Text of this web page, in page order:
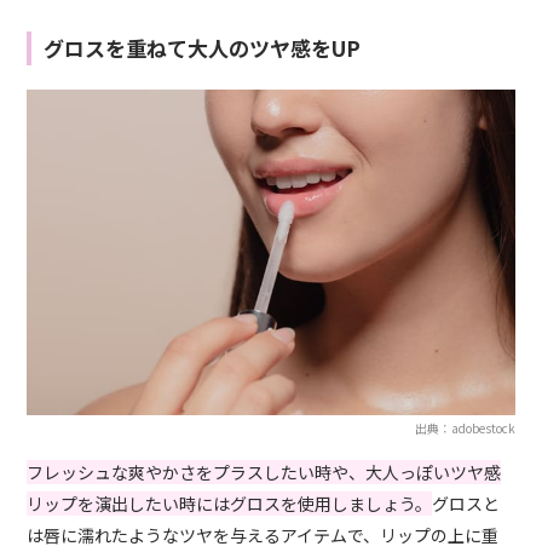
グロスを重ねて大人のツヤ感をUP
出典：adobestock
フレッシュな爽やかさをプラスしたい時や、大人っぽいツヤ感
リップを演出したい時にはグロスを使用しましょう。 グロスと
は唇に濡れたようなツヤを与えるアイテムで、リップの上に重